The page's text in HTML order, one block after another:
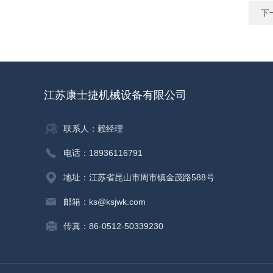
下
江苏康士捷机械设备有限公司
联系人：赖经理
电话：18936116791
地址：江苏省昆山市周市镇金茂路588号
邮箱：ks@ksjwk.com
传真：86-0512-50339230